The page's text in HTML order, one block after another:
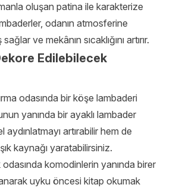
oluşan patina ile karakterize
odanın atmosferine
ve mekânın sıcaklığını artırır.
Edilebilecek
odasında bir köşe lambaderi
yanında bir ayaklı lambader
artırabilir hem de
kaynağı yaratabilirsiniz.
komodinlerin yanında birer
uyku öncesi kitap okumak